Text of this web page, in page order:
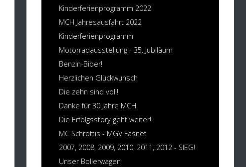
Kinderferienprogramm 2022
MCH Jahresausfahrt 2022
Kinderferienprogramm
Motorradausstellung - 35. Jubiläum
Benzin-Biber!
Herzlichen Glückwunsch
Die zehn sind voll!
Danke für 30 Jahre MCH
Die Erfolgsstory geht weiter!
MC Schrottis - MGV Fasnet
2007, 2008, 2009, 2010, 2011, 2012 - SIEG!
Unser Bollerwagen